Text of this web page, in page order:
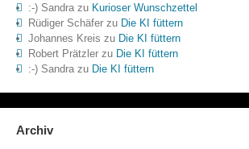
:-) Sandrazu Kurioser Wunschzettel
Rüdiger Schäferzu Die KI füttern
Johannes Kreis zu Die KI füttern
Robert Prätzlerzu Die KI füttern
:-) Sandrazu Die KI füttern
Archiv